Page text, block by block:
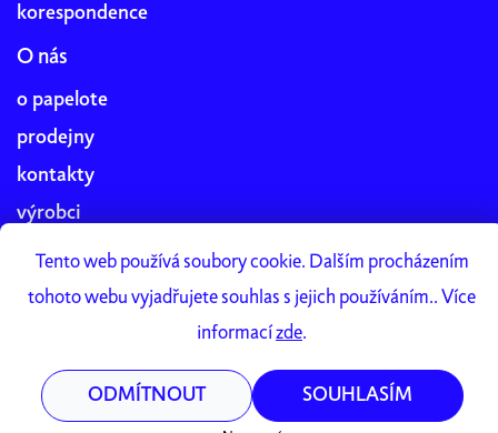
Tento web používá soubory cookie. Dalším procházením
tohoto webu vyjadřujete souhlas s jejich používáním.. Více
informacízde.
ODMÍTNOUT SOUHLASÍM
korespondence
O nás
o papelote
prodejny
kontakty
výrobci
blog
práce v papelote
Vytvořil Shoptet Premium